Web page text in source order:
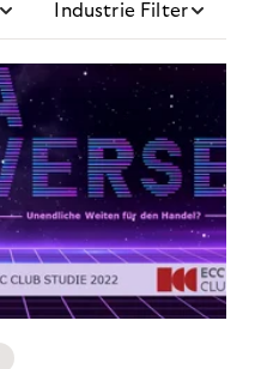
Industrie Filter